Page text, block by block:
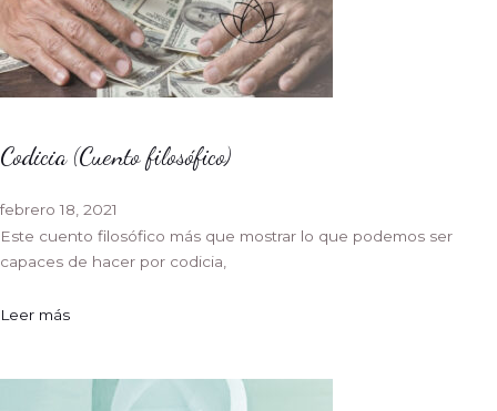
Codicia (Cuento filosófico)
febrero 18, 2021
Este cuento filosófico más que mostrar lo que podemos ser
capaces de hacer por codicia,
Leer más